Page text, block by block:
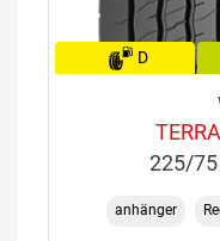
D
225/
anhänger